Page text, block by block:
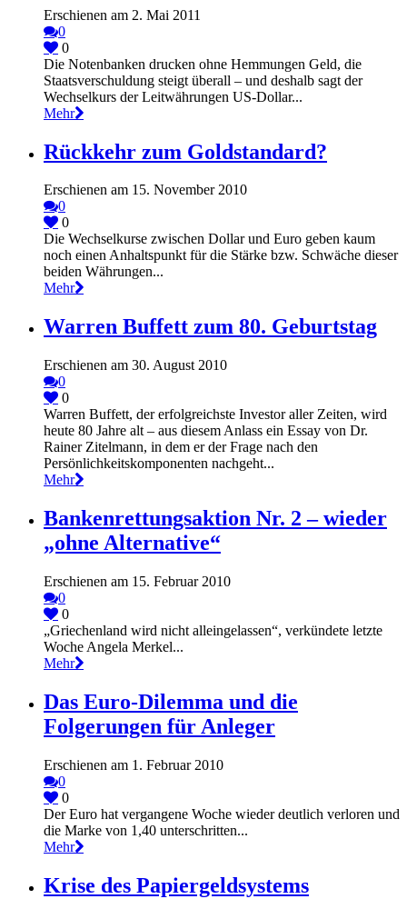
Erschienen am 2. Mai 2011
0
0
Die Notenbanken drucken ohne Hemmungen Geld, die
Staatsverschuldung steigt überall – und deshalb sagt der
Wechselkurs der Leitwährungen US-Dollar...
Mehr
Rückkehr zum Goldstandard?
Erschienen am 15. November 2010
0
0
Die Wechselkurse zwischen Dollar und Euro geben kaum
noch einen Anhaltspunkt für die Stärke bzw. Schwäche dieser
beiden Währungen...
Mehr
Warren Buffett zum 80. Geburtstag
Erschienen am 30. August 2010
0
0
Warren Buffett, der erfolgreichste Investor aller Zeiten, wird
heute 80 Jahre alt – aus diesem Anlass ein Essay von Dr.
Rainer Zitelmann, in dem er der Frage nach den
Persönlichkeitskomponenten nachgeht...
Mehr
Bankenrettungsaktion Nr. 2 – wieder
„ohne Alternative“
Erschienen am 15. Februar 2010
0
0
„Griechenland wird nicht alleingelassen“, verkündete letzte
Woche Angela Merkel...
Mehr
Das Euro-Dilemma und die
Folgerungen für Anleger
Erschienen am 1. Februar 2010
0
0
Der Euro hat vergangene Woche wieder deutlich verloren und
die Marke von 1,40 unterschritten...
Mehr
Krise des Papiergeldsystems